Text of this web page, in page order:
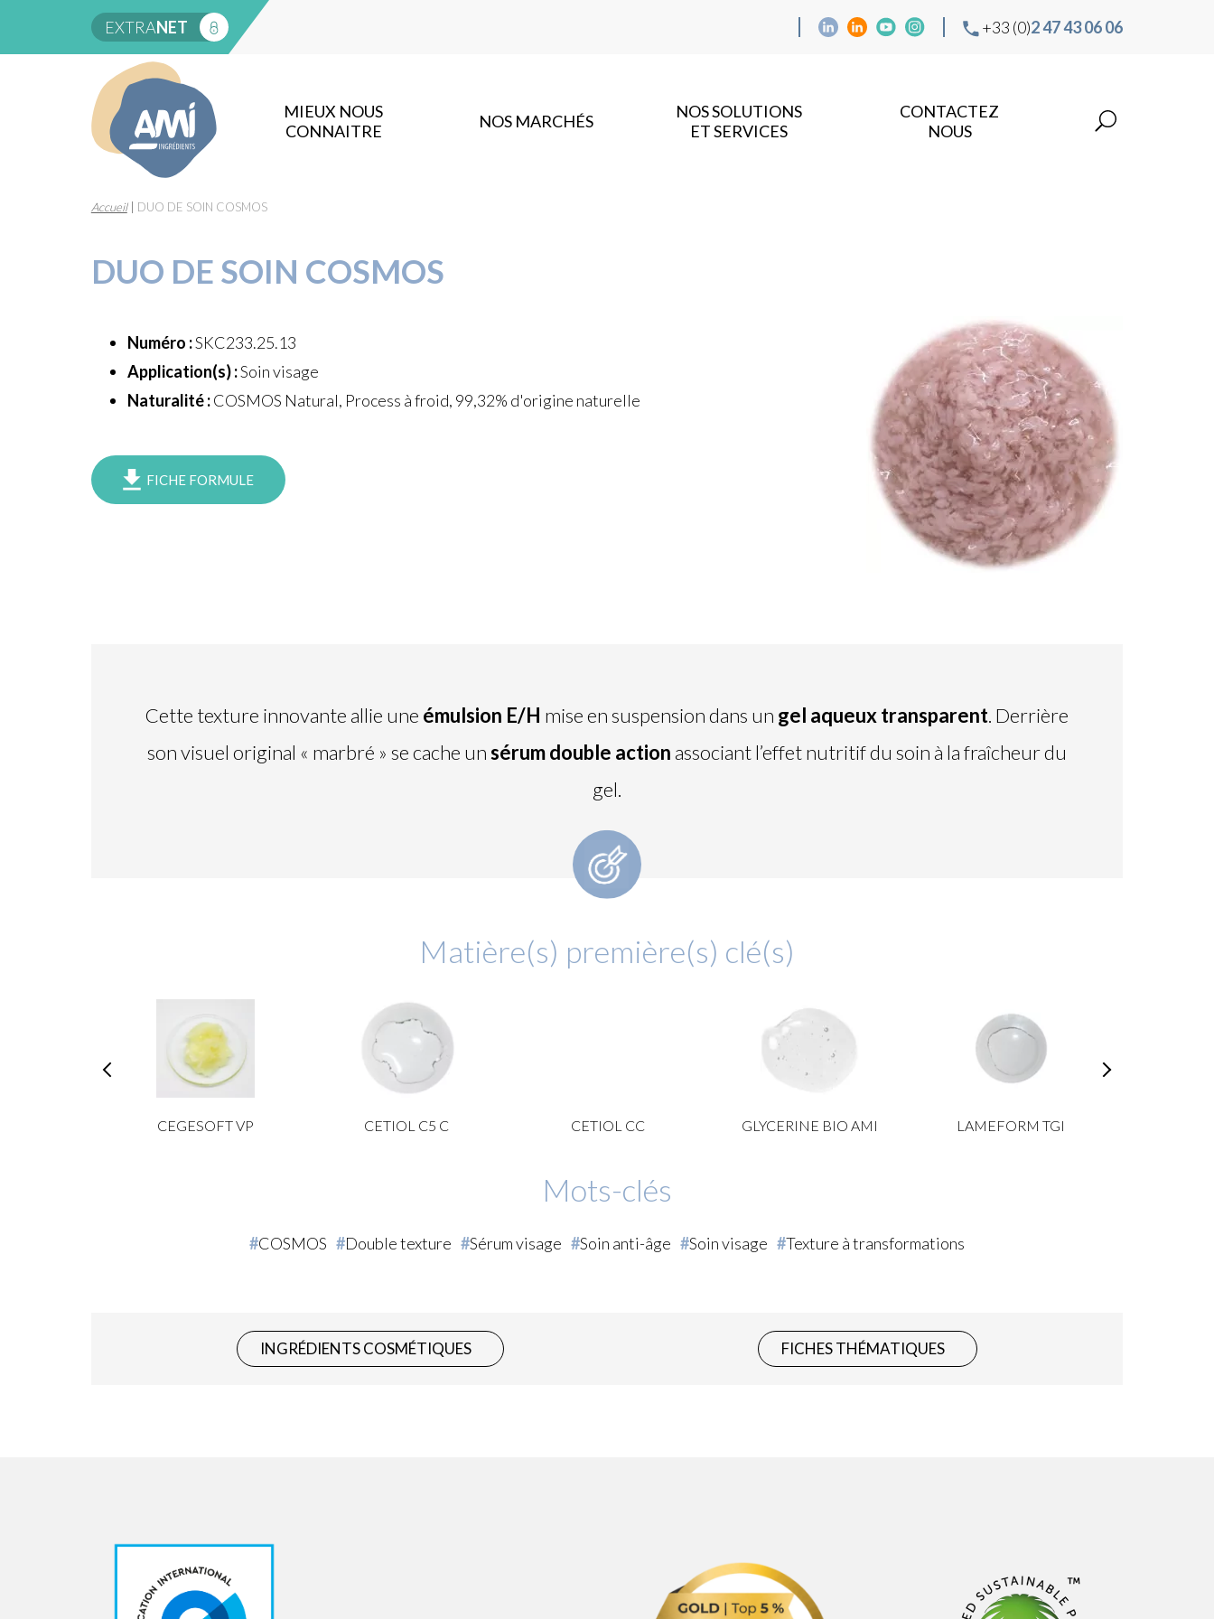
EXTRANET +33 (0)2 47 43 06 06
MIEUX NOUS
CONNAITRE
NOS MARCHÉS
NOS SOLUTIONS
ET SERVICES
CONTACTEZ
NOUS
Accueil| DUO DE SOIN COSMOS
DUO DE SOIN COSMOS
Numéro :SKC233.25.13
Application(s) :Soin visage
Naturalité :COSMOS Natural, Process à froid, 99,32% d'origine naturelle
FICHE FORMULE
Cette texture innovante allie une émulsion E/H mise en suspension dans un gel aqueux transparent. Derrière
son visuel original « marbré » se cache unsérum double action associant l’effet nutritif du soin à la fraîcheur du
gel.
Matière(s) première(s) clé(s)
CEGESOFT VP CETIOL C5 C CETIOL CC GLYCERINE BIO AMI LAMEFORM TGI
Mots-clés
COSMOS Double texture Sérum visage Soin anti-âge Soin visage Texture à transformations
INGRÉDIENTS COSMÉTIQUES FICHES THÉMATIQUES